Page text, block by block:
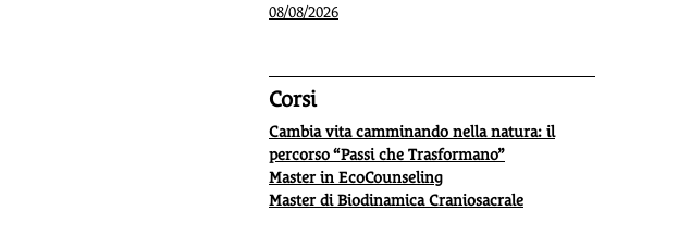
08/08/2026
Corsi
Cambia vita camminando nella natura: il
percorso “Passi che Trasformano”
Master in EcoCounseling
Master di Biodinamica Craniosacrale